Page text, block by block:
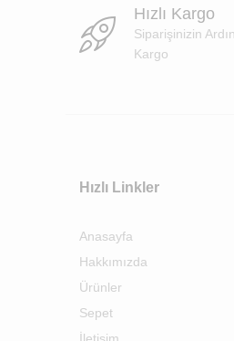
Hızlı Kargo
Siparişinizin
Kargo
Hızlı Linkler
Anasayfa
Hakkımızda
Ürünler
Sepet